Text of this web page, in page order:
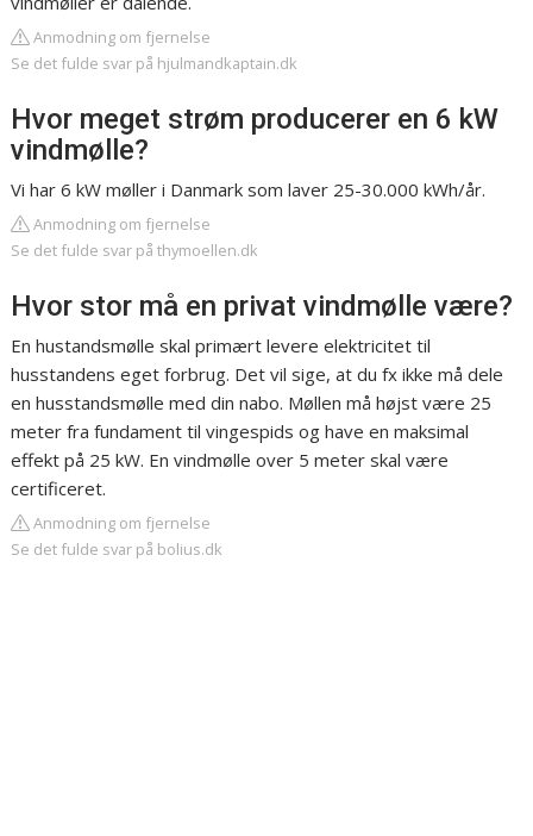
Anmodning om fjernelse
Se det fulde svar på hjulmandkaptain.dk
Hvor meget strøm producerer en 6 kW
vindmølle?
Vi har 6 kW møller i Danmark som laver 25-30.000 kWh/år.
Anmodning om fjernelse
Se det fulde svar på thymoellen.dk
Hvor stor må en privat vindmølle være?
En hustandsmølle skal primært levere elektricitet til
husstandens eget forbrug. Det vil sige, at du fx ikke må dele
en husstandsmølle med din nabo. Møllen må højst være 25
meter fra fundament til vingespids og have en maksimal
effekt på 25 kW. En vindmølle over 5 meter skal være
certificeret.
Anmodning om fjernelse
Se det fulde svar på bolius.dk